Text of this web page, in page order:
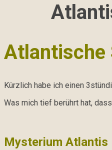
Atlantische
Kürzlich habe ich einen
Was mich tief berührt hat,
Mysterium Atlantis